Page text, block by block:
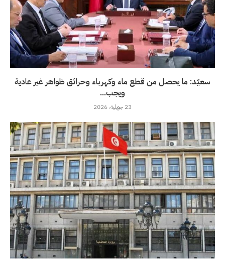
سعيّد: ما يحصل من قطع ماء وكهرباء وحرائق ظواهر غير عادية
ويجب...
23 جويلية، 2026